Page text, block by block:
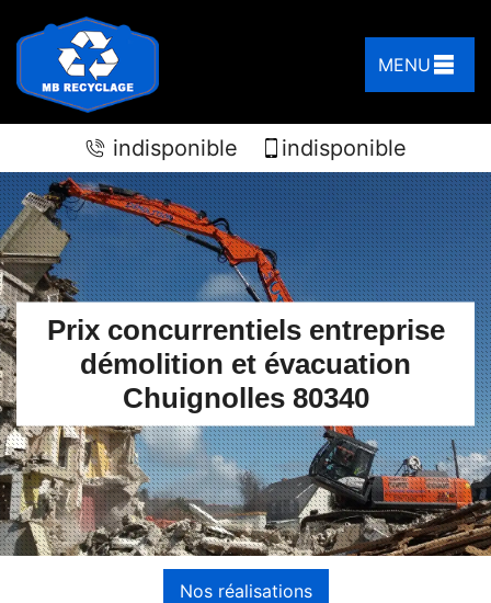
MENU
indisponible indisponible
Prix concurrentiels entreprise
démolition et évacuation
Chuignolles 80340
Nos réalisations